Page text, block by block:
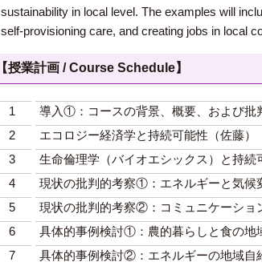
sustainability in local level. The examples will
self-provisioning care, and creating jobs in local
【授業計画 / Course Schedule】
1
導入①：コースの背景、概要、および批
2
エコロジー経済学と持続可能性（佐藤）
3
生命倫理学（バイオエシックス）と持続
4
現状の批判的考察①：エネルギーと気候
5
現状の批判的考察②：コミュニケーショ
6
具体的事例検討①：農的暮らしと食の地
7
具体的事例検討②：エネルギーの地域自